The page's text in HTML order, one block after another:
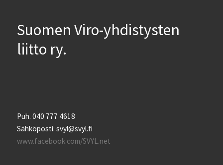
Suomen Viro-yhdistysten
liitto ry.
Puh. 040 777 4618
Sähköposti: svyl@svyl.fi
www.facebook.com/SVYL.net